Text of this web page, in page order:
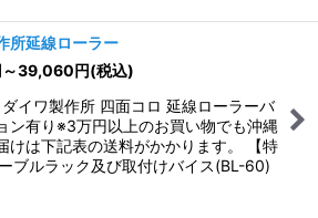
所延線ローラー
～39,060円(税込)
イワ製作所 四面コロ 延線ローラーバ
ン有り※3万円以上のお買い物でも沖縄
けは下記表の送料がかかります。 【特
ブルラック及び取付けバイス(BL-60)